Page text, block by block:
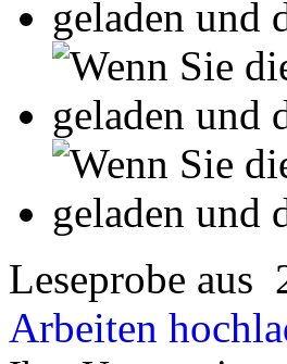
- Publikation
- Hohes
- Für Sie
- Es dauert
- Jede Arbeit